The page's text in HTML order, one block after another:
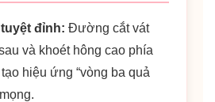
đỉnh: Đường cắt vát
và khoét hông cao phía
hiệu ứng “vòng ba quả